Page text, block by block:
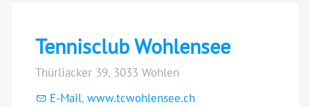
Tennisclub Wohlensee
Thürliacker 39, 3033 Wohlen
E-Mail, www.tcwohlensee.ch